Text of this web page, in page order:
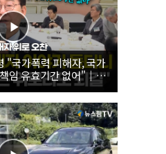
"국가폭력 피해자, 국가
임 유효기간 없어"｜
해자 위로 오찬